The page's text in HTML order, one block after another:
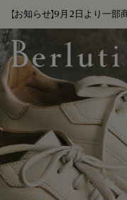
【お知らせ】9月2日より一
Berluti homepage